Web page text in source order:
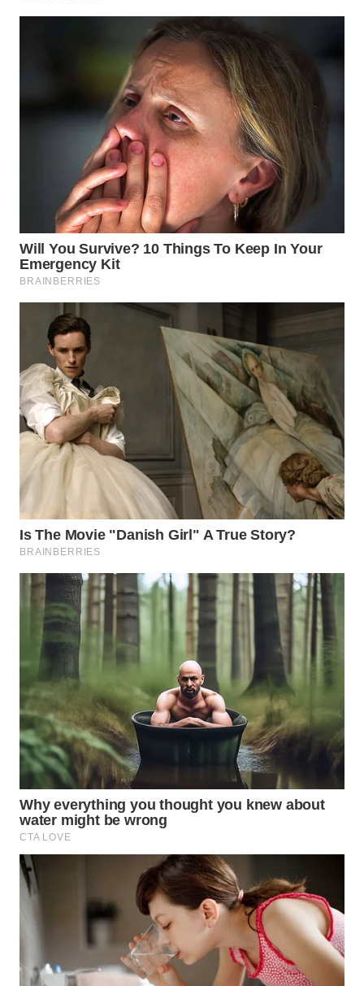
WN
WN
CIREBON
WN
INDRAMAYU
WN
KUNINGAN
WN
MAJALENGKA
WN
SUBANG
WN
SUKABUMI
WN
PURWAKARTA
WN
PRIANGAN
WN
SEMARANG
WN
SOLO
WN
SURABAYA